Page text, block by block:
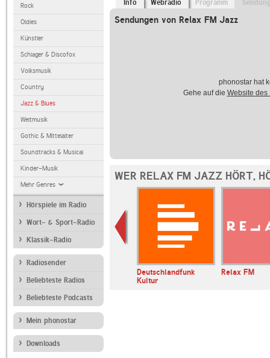
Rock
Oldies
Künstler
Schlager & Discofox
Volksmusik
Country
Jazz & Blues
Weltmusik
Gothic & Mittelalter
Soundtracks & Musical
Kinder-Musik
Mehr Genres
Hörspiele im Radio
Wort- & Sport-Radio
Klassik-Radio
Radiosender
Beliebteste Radios
Beliebteste Podcasts
Mein phonostar
Downloads
Info Webradio Programm
Sendungen von Relax FM Jazz
phonostar hat
Gehe auf die Website des
WER RELAX FM JAZZ HÖRT,
Deutschlandfunk
Kultur
Relax FM